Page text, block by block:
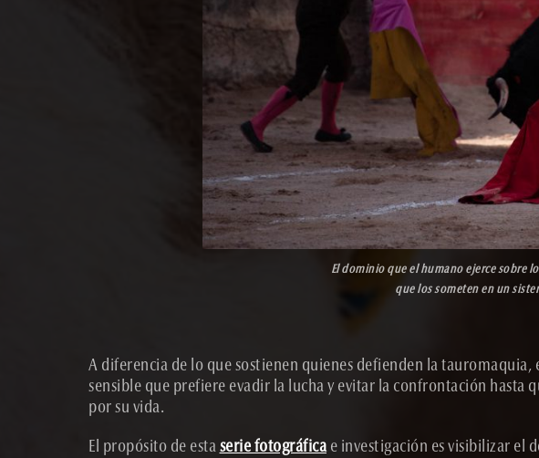
El dominio que el humano ejerce sobre
que los someten en un
A diferencia de lo que sostienen quienes defienden la
sensible que prefiere evadir la lucha y evitar la confrontación hasta
por su vida.
El propósito de esta serie fotográficae investigación es visibilizar el